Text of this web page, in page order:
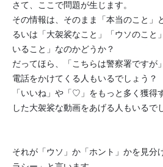
さて、ここで問題が生じます。
その情報は、そのまま「本当のこと」
るいは「大袈裟なこと」「ウソのこと
いること」なのかどうか？
だってほら、「こちらは警察署ですが」
電話をかけてくる人もいるでしょう？
「いいね」や「♡」 をもっと多く獲得
した大袈裟な動画をあげる人もいるで
それが「ウソ」か「ホント」かを見分